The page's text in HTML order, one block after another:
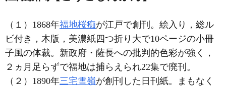
（１）1868年福地桜痴が江戸で創刊。絵入り，総ル
ビ付き，木版，美濃紙四つ折り大で10ページの小冊
子風の体裁。新政府・薩長への批判的色彩が強く，
２ヵ月足らずで福地は捕らえられ22集で廃刊。
（２）1890年三宅雪嶺が創刊した日刊紙。まもなく